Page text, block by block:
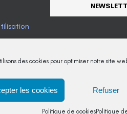
des cookies pour optimiser notre site
les cookies Refuser
Politique de cookiesPolitique